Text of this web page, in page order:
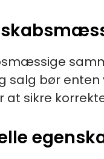
salg bør
sikre